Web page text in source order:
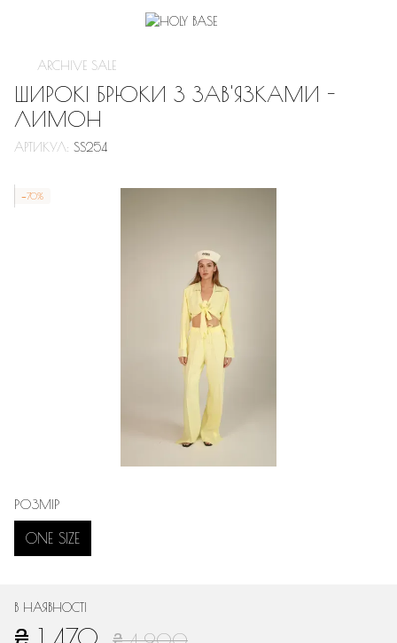
ARCHIVE SALE
ШИРОКІ БРЮКИ З ЗАВ'ЯЗКАМИ -
ЛИМОН
АРТИКУЛ: SS254
−70%
РОЗМІР
ONE SIZE
В НАЯВНОСТІ
₴ 1 470